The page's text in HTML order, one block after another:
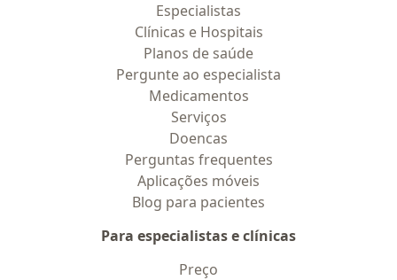
Especialistas
Clínicas e Hospitais
Planos de saúde
Pergunte ao especialista
Medicamentos
Serviços
Doencas
Perguntas frequentes
Aplicações móveis
Blog para pacientes
Para especialistas e clínicas
Preço